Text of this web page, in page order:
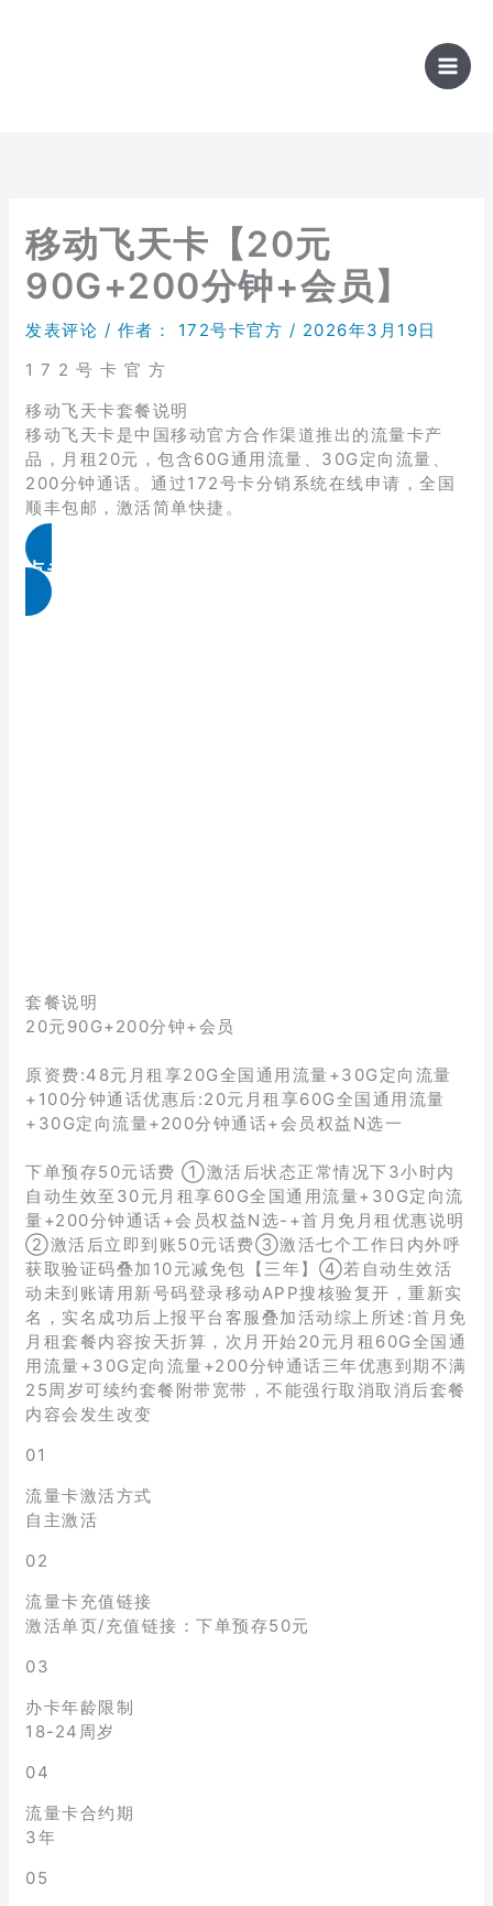
移动飞天卡【20元
90G+200分钟+会员】
发表评论 / 作者： 172号卡官方 / 2026年3月19日
1 7 2 号 卡 官 方
移动飞天卡套餐说明
移动飞天卡是中国移动官方合作渠道推出的流量卡产
品，月租20元，包含60G通用流量、30G定向流量、
200分钟通话。通过172号卡分销系统在线申请，全国
顺丰包邮，激活简单快捷。
点击免费领取
套餐说明
20元90G+200分钟+会员
原资费:48元月租享20G全国通用流量+30G定向流量
+100分钟通话优惠后:20元月租享60G全国通用流量
+30G定向流量+200分钟通话+会员权益N选一
下单预存50元话费 ①激活后状态正常情况下3小时内
自动生效至30元月租享60G全国通用流量+30G定向流
量+200分钟通话+会员权益N选-+首月免月租优惠说明
②激活后立即到账50元话费③激活七个工作日内外呼
获取验证码叠加10元减免包【三年】④若自动生效活
动未到账请用新号码登录移动APP搜核验复开，重新实
名，实名成功后上报平台客服叠加活动综上所述:首月免
月租套餐内容按天折算，次月开始20元月租60G全国通
用流量+30G定向流量+200分钟通话三年优惠到期不满
25周岁可续约套餐附带宽带，不能强行取消取消后套餐
内容会发生改变
01
流量卡激活方式
自主激活
02
流量卡充值链接
激活单页/充值链接：下单预存50元
03
办卡年龄限制
18-24周岁
04
流量卡合约期
3年
05